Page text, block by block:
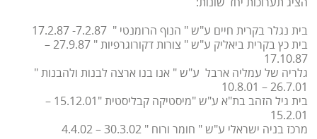
בית נגלר בקרית חיים ע"ש " הנוף הרומנטי " 7.2.87- 17.2.87
בית כץ בקרית ביאליק ע"ש " צורות דקורוגרפיות " 27.9.87 –
17.10.87
גלריה של עמליה ארבל ע"ש " אנו בנו ארצה לבנות ולהבנות "
26.7.01 – 10.8.01
בית גיל הזהב בת"א ע"ש "מיסטיקה קבליסטית "15.12.01 –
15.2.01
מרכז בניה ישראלי ע"ש " חומר ורוח " 30.3.02 – 4.4.02